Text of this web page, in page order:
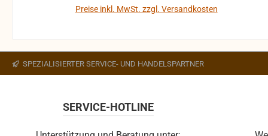
gehen auf Kosten des Käufers. bei defekten Artikel
ausgeschlossen.
Preise inkl. MwSt. zzgl. Versandkosten
SPEZIALISIERTER SERVICE- UND HANDELSPARTNER
SERVICE-HOTLINE